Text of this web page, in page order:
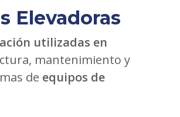
Elevadoras
utilizadas en
mantenimiento y
de equipos de